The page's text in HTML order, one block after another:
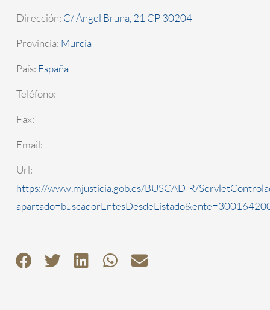
Dirección: C/ Ángel Bruna, 21 CP 30204
Provincia: Murcia
País: España
Teléfono:
Fax:
Email:
Url:
https://www.mjusticia.gob.es/BUSCADIR/